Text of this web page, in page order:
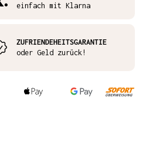
einfach mit Klarna
ZUFRIENDEHEITSGARANTIE
oder Geld zurück!